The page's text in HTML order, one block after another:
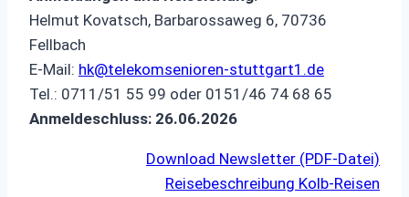
Helmut Kovatsch, Barbarossaweg 6, 70736
Fellbach
E-Mail: hk@telekomsenioren-stuttgart1.de
Tel.: 0711/51 55 99 oder 0151/46 74 68 65
Anmeldeschluss: 26.06.2026
Download Newsletter (PDF-Datei)
Reisebeschreibung Kolb-Reisen